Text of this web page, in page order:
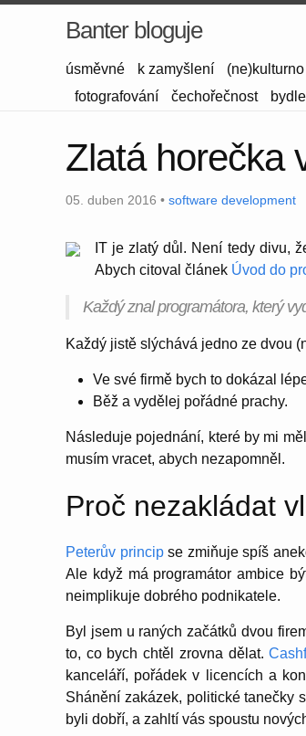
Banter bloguje
úsměvné k zamyšlení (ne)kulturno
fotografování
čechořečnost
Zlatá horečka
05. duben 2016 • software development
IT je zlatý důl. Není tedy divu,
Abych citoval článek Úvod do
Každý znal programátora, který
Každý jistě slýchává jedno ze dvou
Ve své firmě bych to dokázal
Běž a vydělej pořádné prachy.
Následuje pojednání, které by mi
musím vracet, abych nezapomněl.
Proč nezakládat
Peterův principse zmiňuje spíš
Ale když má programátor ambice
neimplikuje dobrého podnikatele.
Byl jsem u raných začátků dvou
to, co bych chtěl zrovna dělat.
kanceláří, pořádek v licencích a
Shánění zakázek, politické tanečky
byli dobří, a zahltí vás spoustu